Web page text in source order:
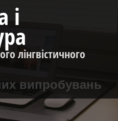
і
лінгвістичного
випробувань